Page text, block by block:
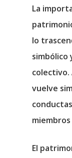
La
lo
simbólico
colectivo.
vuelve
El